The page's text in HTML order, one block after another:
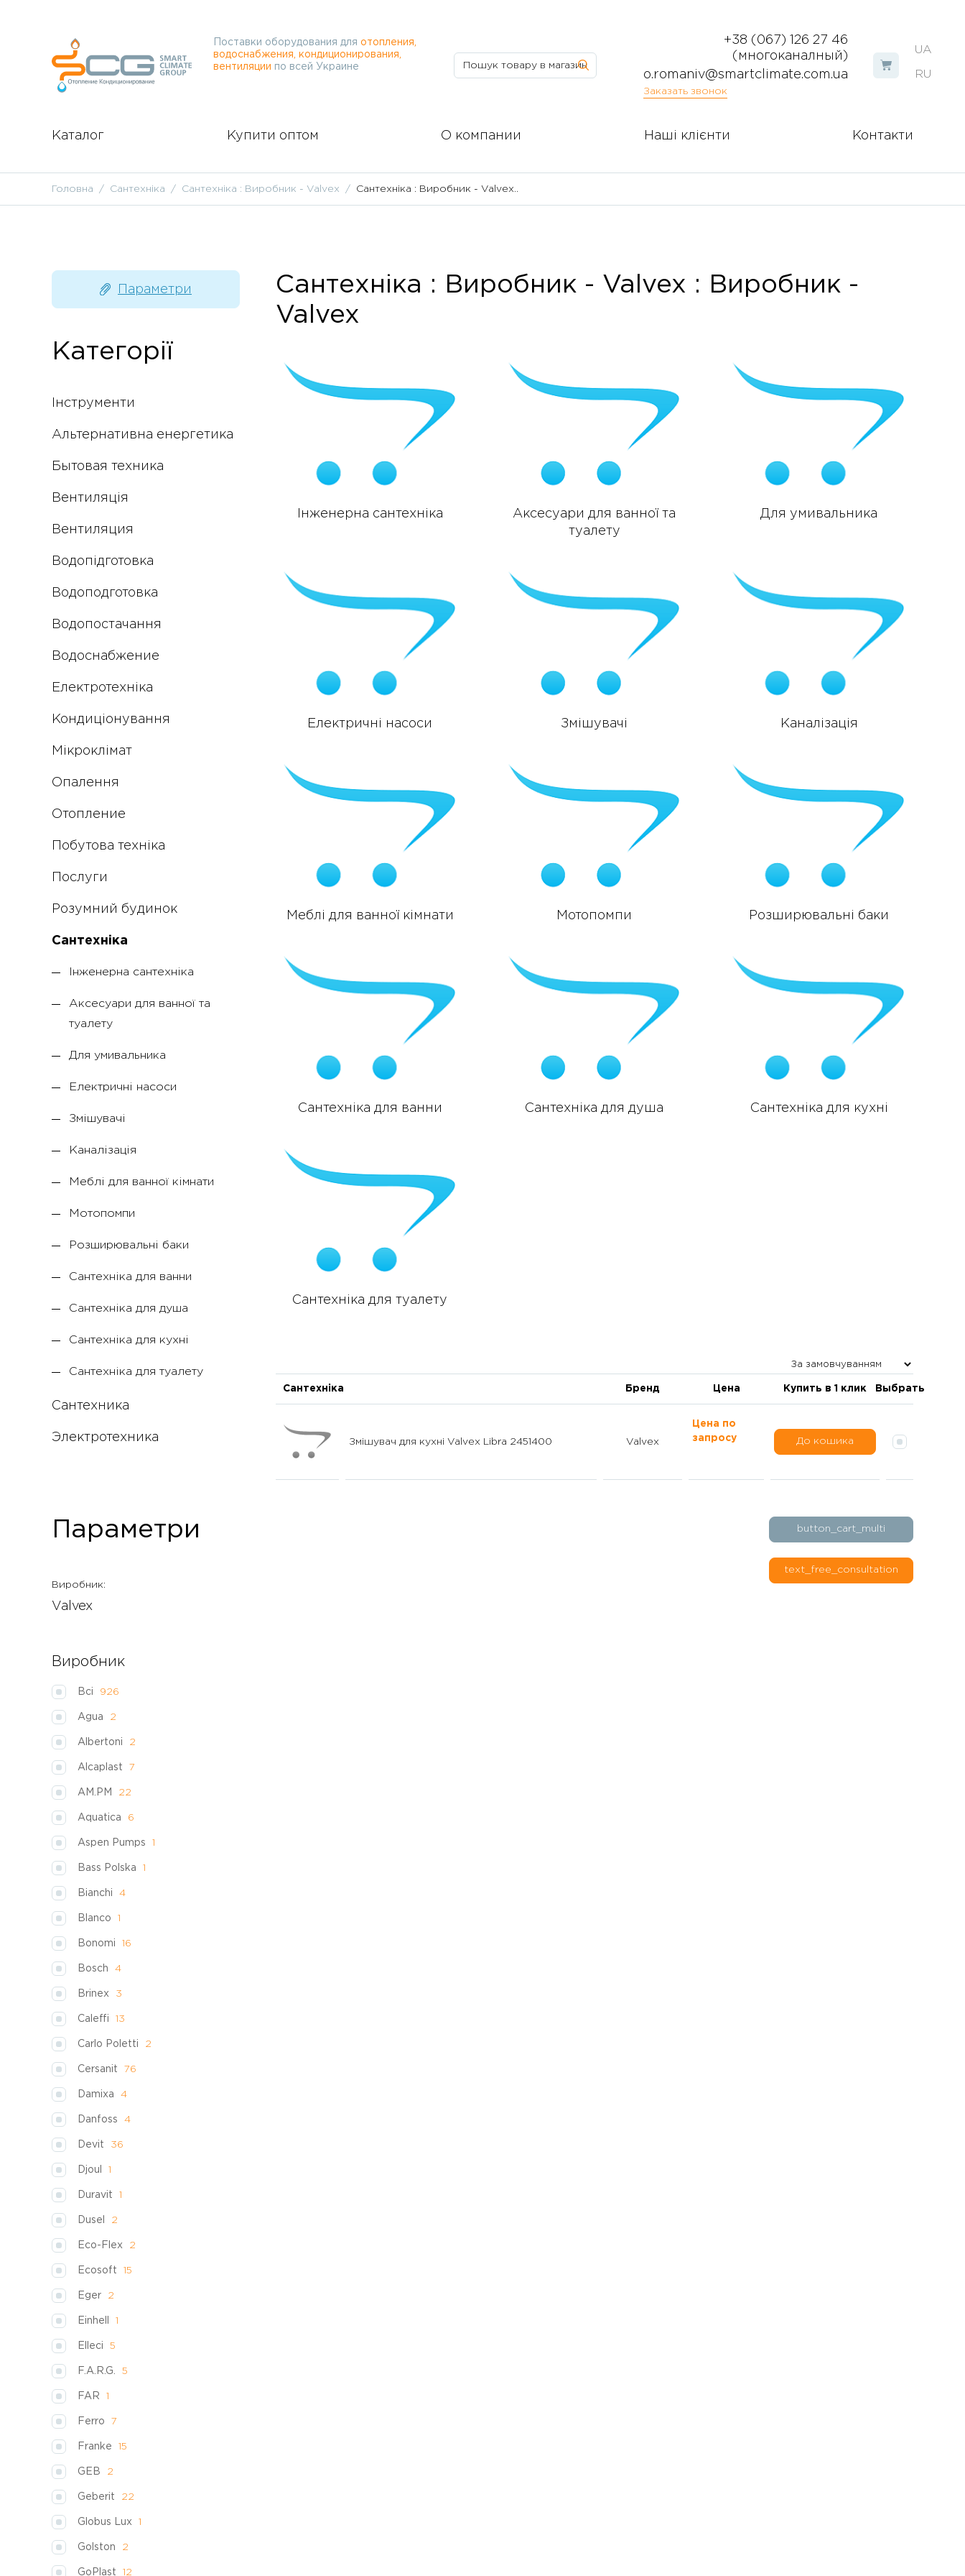
UA
RU
Поставки оборудования для отопления,
водоснабжения, кондиционирования,
вентиляции по всей Украине
+38 (067) 126 27 46
(многоканалный)
o.romaniv@smartclimate.com.ua
Заказать звонок
Каталог Купити оптом О компании Наші клієнти Контакти
Головна Сантехніка Сантехніка : Виробник - Valvex Сантехніка : Виробник - Valvex..
Параметри
Категорії
Інструменти
Альтернативна енергетика
Бытовая техника
Вентиляція
Вентиляция
Водопідготовка
Водоподготовка
Водопостачання
Водоснабжение
Електротехніка
Кондиціонування
Мікроклімат
Опалення
Отопление
Побутова техніка
Послуги
Розумний будинок
Сантехніка
Інженерна сантехніка
Аксесуари для ванної та
туалету
Для умивальника
Електричні насоси
Змішувачі
Каналізація
Меблі для ванної кімнати
Мотопомпи
Розширювальні баки
Сантехніка для ванни
Сантехніка для душа
Сантехніка для кухні
Сантехніка для туалету
Сантехника
Электротехника
Параметри
Виробник:
Valvex
Виробник
Всі 926
Agua 2
Albertoni 2
Alcaplast 7
AM.PM 22
Aquatica 6
Aspen Pumps 1
Bass Polska 1
Bianchi 4
Blanco 1
Bonomi 16
Bosch 4
Brinex 3
Caleffi 13
Carlo Poletti 2
Cersanit 76
Damixa 4
Danfoss 4
Devit 36
Djoul 1
Duravit 1
Dusel 2
Eco-Flex 2
Ecosoft 15
Eger 2
Einhell 1
Elleci 5
F.A.R.G. 5
FAR 1
Ferro 7
Franke 15
GEB 2
Geberit 22
Globus Lux 1
Golston 2
GoPlast 12
Сантехніка : Виробник - Valvex : Виробник -
Valvex
Інженерна сантехніка
Аксесуари для ванної та
туалету
Для умивальника
Електричні насоси Змішувачі Каналізація
Меблі для ванної кімнати Мотопомпи Розширювальні баки
Сантехніка для ванни Сантехніка для душа Сантехніка для кухні
Сантехніка для туалету
Сантехніка Бренд Цена Купить в 1 клик Выбрать
Змішувач для кухні Valvex Libra 2451400 Valvex
Цена по
запросу
До кошика
button_cart_multi
text_free_consultation